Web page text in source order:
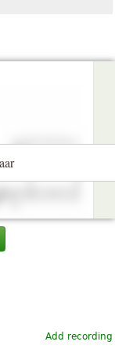
Add recording